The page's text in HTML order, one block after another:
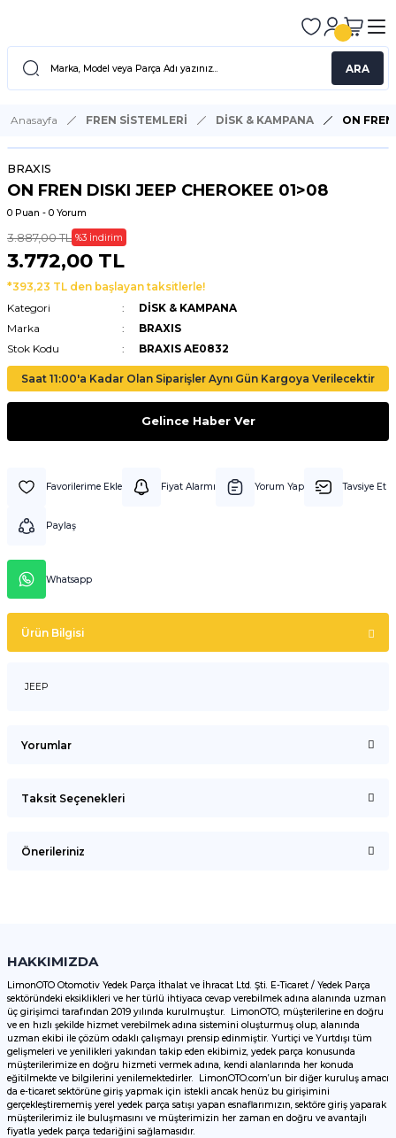
ARA
Anasayfa FREN SİSTEMLERİ DİSK & KAMPANA ON
BRAXIS
ON FREN DISKI JEEP CHEROKEE 01>08
0 Puan - 0 Yorum
3.887,00 TL %3 İndirim
3.772,00 TL
*393,23 TL den başlayan taksitlerle!
Kategori
DİSK & KAMPANA
Marka
BRAXIS
Stok Kodu
BRAXIS AE0832
Saat 11:00'a Kadar Olan Siparişler Aynı Gün Kargoya Verilecektir
Gelince Haber Ver
Fiyat Alarmı Yorum Yap Tavsiye Et
Paylaş
Whatsapp
Ürün Bilgisi
JEEP
Yorumlar
Taksit Seçenekleri
Önerileriniz
Görüş ve önerileriniz için teşekkür ederiz.
Ürün resmi kalitesiz, bozuk veya görüntülenemiyor.
Ürün açıklamasında eksik bilgiler bulunuyor.
Ürün bilgilerinde hatalar bulunuyor.
Ürün fiyatı diğer sitelerden daha pahalı.
Bu ürüne benzer farklı alternatifler olmalı.
HAKKIMIZDA
LimonOTO Otomotiv Yedek Parça İthalat ve İhracat Ltd. Şti. E-Ticaret / Yedek Parça
sektöründeki eksiklikleri ve her türlü ihtiyaca cevap verebilmek adına alanında uzman
üç girişimci tarafından 2019 yılında kurulmuştur. LimonOTO, müşterilerine en doğru
ve en hızlı şekilde hizmet verebilmek adına sistemini oluşturmuş olup, alanında
uzman ekibi ile çözüm odaklı çalışmayı prensip edinmiştir. Yurtiçi ve Yurtdışı tüm
gelişmeleri ve yenilikleri yakından takip eden ekibimiz, yedek parça konusunda
müşterilerimize en doğru hizmeti vermek adına, kendi alanlarında her konuda
eğitilmekte ve bilgilerini yenilemektedirler. LimonOTO.com’un bir diğer kuruluş amacı
da e-ticaret sektörüne giriş yapmak için istekli ancak henüz bu girişimini
gerçekleştirememiş yerel yedek parça satışı yapan esnaflarımızın, sektöre giriş yaparak
müşterilerimiz ile buluşmasını ve müşterimizin her zaman en doğru ve avantajlı
fiyatla yedek parça tedariğini sağlamasıdır.